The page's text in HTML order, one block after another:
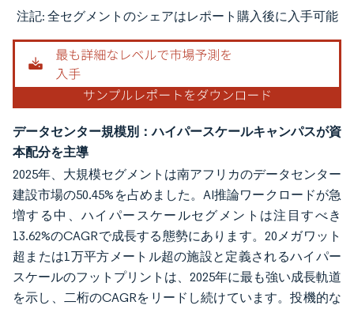
画像 © Mordor Intelligence。再利用にはCC BY 4.0の表示が必要です。
注記: 全セグメントのシェアはレポート購入後に入手可能
データセンター規模別：ハイパースケールキャンパスが資
本配分を主導
2025年、大規模セグメントは南アフリカのデータセンター
建設市場の50.45%を占めました。AI推論ワークロードが急
増する中、ハイパースケールセグメントは注目すべき
13.62%のCAGRで成長する態勢にあります。20メガワット
超または1万平方メートル超の施設と定義されるハイパー
スケールのフットプリントは、2025年に最も強い成長軌道
を示し、二桁のCAGRをリードし続けています。投機的な